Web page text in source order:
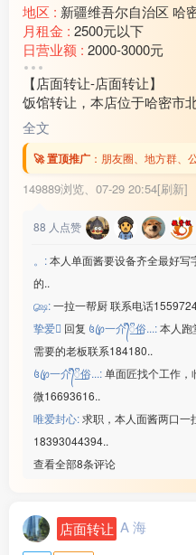
地区 : 新疆维吾尔自治区 哈
月租金 : 2500元以下
日营业额 : 2000-3000元
转让费 :
【店面转让-店面转让】
饭馆转让，本店位于哈密市
千，房租带住房3万2还剩半
让，有意向的联系18***21
全文
🚀 置顶推广 ： 朋友圈、地方群、
149889浏览、 07-29 20:54[刷新]
88 人点赞
。:本人单面酱要设备齐全最好
的..
௸:一拉一帮厨 联系电话
挚爱 回复 ꧔ꦿ℘一介᭄ᩚ꯭ᩚ俗...:本人跑
需要的老板联系184180..
꧔ꦿ℘一介᭄ᩚ꯭ᩚ俗...:单面匠找个工作，
微16693616..
唯爱封心:求职，本人面酱两口一
18393044394..
查看全部8条评论
店面转让 A 海